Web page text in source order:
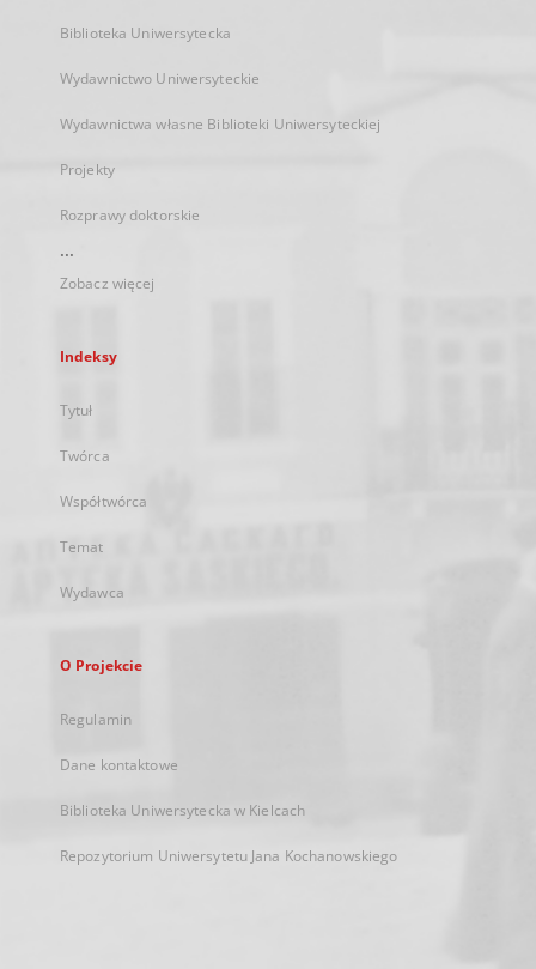
Biblioteka Uniwersytecka
Wydawnictwo Uniwersyteckie
Wydawnictwa własne Biblioteki Uniwersyteckiej
Projekty
Rozprawy doktorskie
...
Zobacz więcej
Indeksy
Tytuł
Twórca
Współtwórca
Temat
Wydawca
O Projekcie
Regulamin
Dane kontaktowe
Biblioteka Uniwersytecka w Kielcach
Repozytorium Uniwersytetu Jana Kochanowskiego